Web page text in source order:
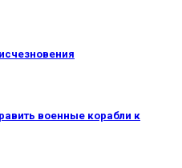
военные корабли к